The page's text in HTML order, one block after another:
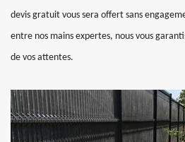
devis gratuit vous sera offert sans
entre nos mains expertes, nous vous
de vos attentes.